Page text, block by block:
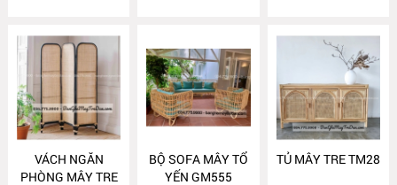
VÁCH NGĂN
PHÒNG MÂY TRE
BỘ SOFA MÂY TỔ
YẾN GM555
TỦ MÂY TRE TM28